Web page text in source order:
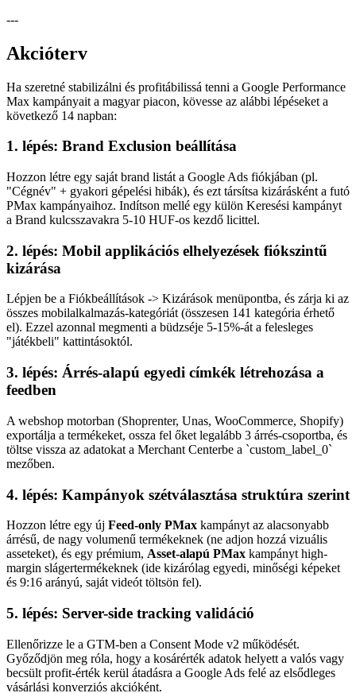
---
Akcióterv
Ha szeretné stabilizálni és profitábilissá tenni a Google Performance
Max kampányait a magyar piacon, kövesse az alábbi lépéseket a
következő 14 napban:
1. lépés: Brand Exclusion beállítása
Hozzon létre egy saját brand listát a Google Ads fiókjában (pl.
"Cégnév" + gyakori gépelési hibák), és ezt társítsa kizárásként a futó
PMax kampányaihoz. Indítson mellé egy külön Keresési kampányt
a Brand kulcsszavakra 5-10 HUF-os kezdő licittel.
2. lépés: Mobil applikációs elhelyezések fiókszintű
kizárása
Lépjen be a Fiókbeállítások -> Kizárások menüpontba, és zárja ki az
összes mobilalkalmazás-kategóriát (összesen 141 kategória érhető
el). Ezzel azonnal megmenti a büdzséje 5-15%-át a felesleges
"játékbeli" kattintásoktól.
3. lépés: Árrés-alapú egyedi címkék létrehozása a
feedben
A webshop motorban (Shoprenter, Unas, WooCommerce, Shopify)
exportálja a termékeket, ossza fel őket legalább 3 árrés-csoportba, és
töltse vissza az adatokat a Merchant Centerbe a `custom_label_0`
mezőben.
4. lépés: Kampányok szétválasztása struktúra szerint
Hozzon létre egy új Feed-only PMax kampányt az alacsonyabb
árrésű, de nagy volumenű termékeknek (ne adjon hozzá vizuális
asseteket), és egy prémium, Asset-alapú PMax kampányt high-
margin slágertermékeknek (ide kizárólag egyedi, minőségi képeket
és 9:16 arányú, saját videót töltsön fel).
5. lépés: Server-side tracking validáció
Ellenőrizze le a GTM-ben a Consent Mode v2 működését.
Győződjön meg róla, hogy a kosárérték adatok helyett a valós vagy
becsült profit-érték kerül átadásra a Google Ads felé az elsődleges
vásárlási konverziós akcióként.